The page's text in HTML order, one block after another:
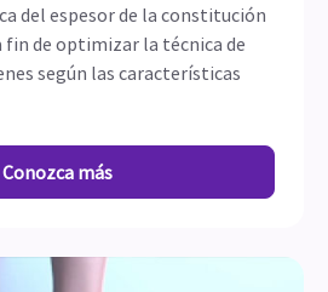
del espesor de la constitución
fin de optimizar la técnica de
según las características
Conozca más